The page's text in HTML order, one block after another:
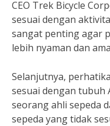
CEO Trek Bicycle
sesuai dengan
sangat penting agar
lebih nyaman dan
Selanjutnya,
sesuai dengan tubuh
seorang ahli sepeda
sepeda yang tidak